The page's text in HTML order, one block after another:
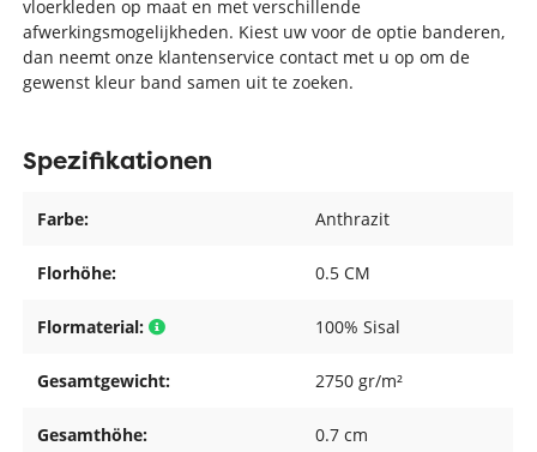
vloerkleden op maat en met verschillende
afwerkingsmogelijkheden. Kiest uw voor de optie banderen,
dan neemt onze klantenservice contact met u op om de
gewenst kleur band samen uit te zoeken.
Spezifikationen
Farbe: Anthrazit
Florhöhe: 0.5 CM
Flormaterial: 100% Sisal
Gesamtgewicht: 2750 gr/m²
Gesamthöhe: 0.7 cm